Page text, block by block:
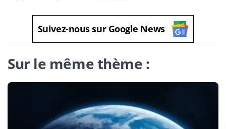
Suivez-nous sur Google News
Sur le même thème :